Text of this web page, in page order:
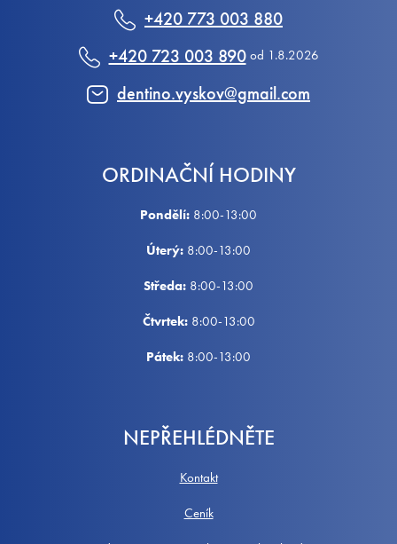
+420 773 003 880
+420 723 003 890od 1.8.2026
dentino.vyskov@gmail.com
ORDINAČNÍ HODINY
Pondělí: 8:00-13:00
Úterý: 8:00-13:00
Středa: 8:00-13:00
Čtvrtek:8:00-13:00
Pátek: 8:00-13:00
NEPŘEHLÉDNĚTE
Kontakt
Ceník